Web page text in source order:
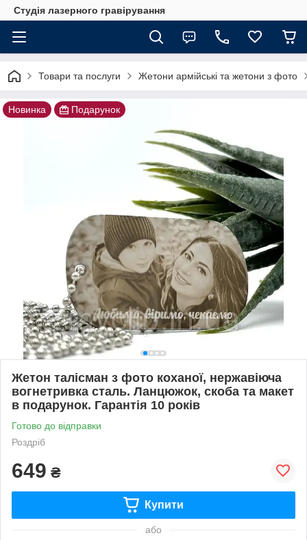
Студія лазерного гравірування
Товари та послуги Жетони армійські та жетони з фото
Новинка Подарунок
Жетон талісман з фото коханої, нержавіюча
вогнетривка сталь. Ланцюжок, скоба та макет
в подарунок. Гарантія 10 років
Готово до відправки
Роздріб
649 ₴
Купити
або